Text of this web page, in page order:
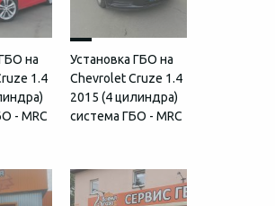
на
1.4
- MRC
Установка ГБО на
Chevrolet Cruze 1.4
2015 (4 цилиндра)
система ГБО - MRC